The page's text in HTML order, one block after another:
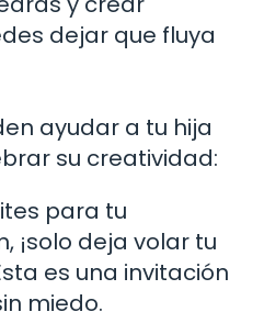
dejar que fluya
ayudar a tu hija
su creatividad:
para tu
¡solo deja volar tu
es una invitación
miedo.